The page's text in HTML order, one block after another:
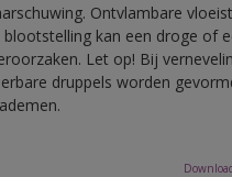
Ontvlambare
blootstelling kan een droge of
Let op! Bij
druppels worden